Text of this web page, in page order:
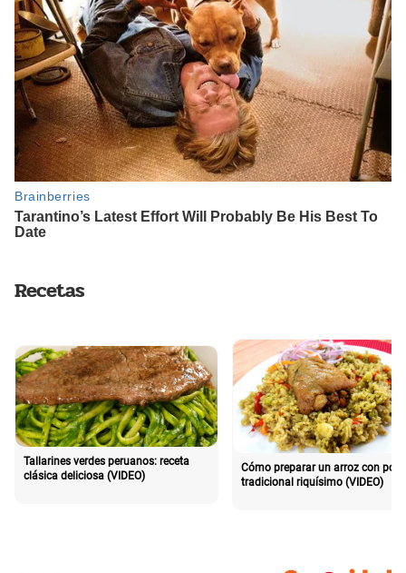
Recetas
Tallarines verdes peruanos: receta
clásica deliciosa (VIDEO)
Cómo preparar un arroz con pollo
tradicional riquísimo (VIDEO)